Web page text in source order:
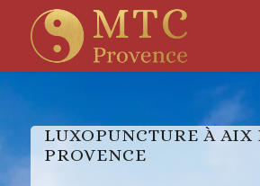
LUXOPUNCTURE À AIX
PROVENCE